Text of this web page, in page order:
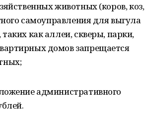
животных (коров, коз,
самоуправления для выгула
как аллеи, скверы, парки,
домов запрещается
административного